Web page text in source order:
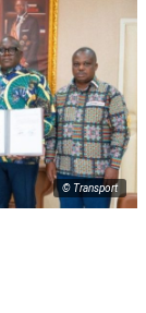
© Transport